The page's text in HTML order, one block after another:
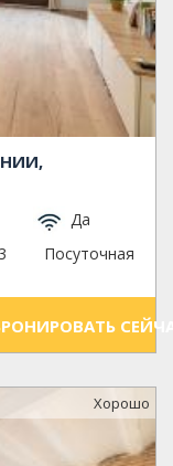
Да
Посуточная
Xорошо